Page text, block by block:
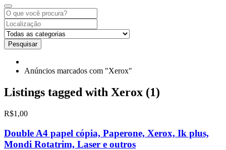
Pesquisar
Anúncios marcados com "Xerox"
Listings tagged with Xerox (1)
R$1,00
Double A4 papel cópia, Paperone, Xerox, Ik plus,
Mondi Rotatrim, Laser e outros